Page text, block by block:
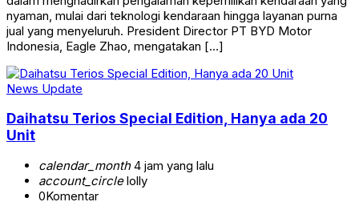
nyaman, mulai dari teknologi kendaraan hingga layanan purna
jual yang menyeluruh. President Director PT BYD Motor
Indonesia, Eagle Zhao, mengatakan […]
News Update
Daihatsu Terios Special Edition, Hanya ada 20
Unit
calendar_month4 jam yang lalu
account_circlelolly
0Komentar